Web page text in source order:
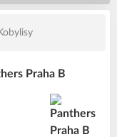
Praha B